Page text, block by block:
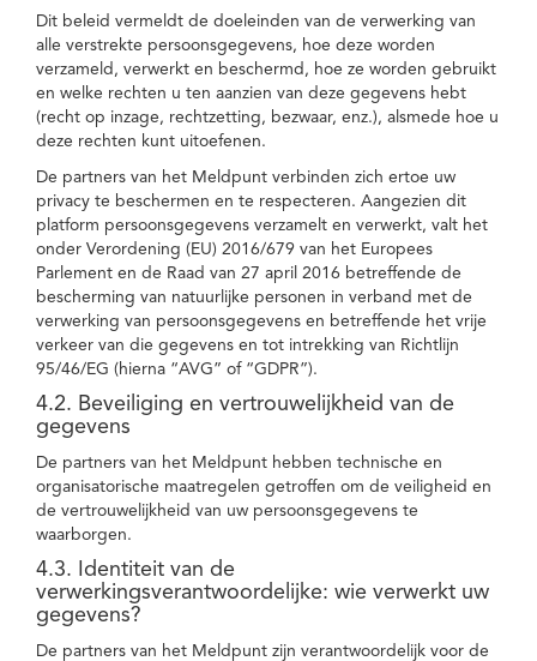
Dit beleid vermeldt de doeleinden van de verwerking van
alle verstrekte persoonsgegevens, hoe deze worden
verzameld, verwerkt en beschermd, hoe ze worden gebruikt
en welke rechten u ten aanzien van deze gegevens hebt
(recht op inzage, rechtzetting, bezwaar, enz.), alsmede hoe u
deze rechten kunt uitoefenen.
De partners van het Meldpunt verbinden zich ertoe uw
privacy te beschermen en te respecteren. Aangezien dit
platform persoonsgegevens verzamelt en verwerkt, valt het
onder Verordening (EU) 2016/679 van het Europees
Parlement en de Raad van 27 april 2016 betreffende de
bescherming van natuurlijke personen in verband met de
verwerking van persoonsgegevens en betreffende het vrije
verkeer van die gegevens en tot intrekking van Richtlijn
95/46/EG (hierna “AVG” of “GDPR”).
4.2. Beveiliging en vertrouwelijkheid van de
gegevens
De partners van het Meldpunt hebben technische en
organisatorische maatregelen getroffen om de veiligheid en
de vertrouwelijkheid van uw persoonsgegevens te
waarborgen.
4.3. Identiteit van de
verwerkingsverantwoordelijke: wie verwerkt uw
gegevens?
De partners van het Meldpunt zijn verantwoordelijk voor de